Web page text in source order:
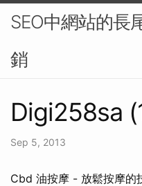
SEO中網站的長
銷
Digi258sa
Sep 5, 2013
Cbd 油按摩 - 放鬆按摩的